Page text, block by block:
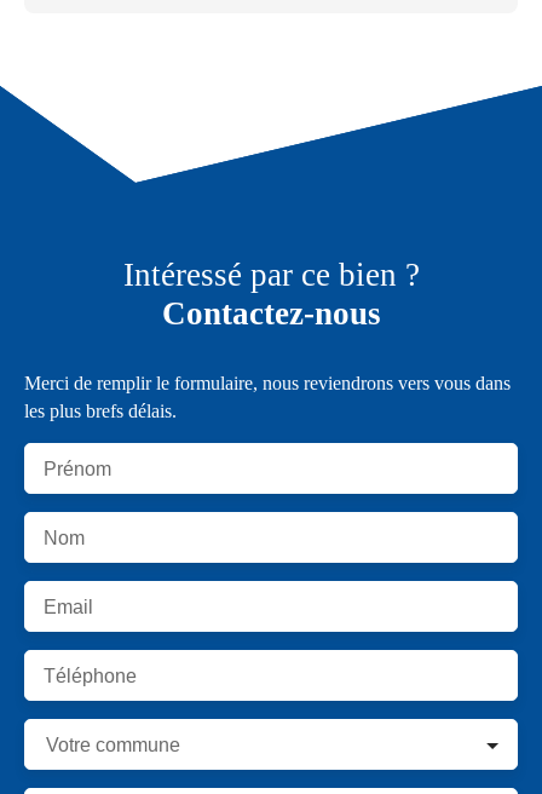
Intéressé par ce bien ?
Contactez-nous
Merci de remplir le formulaire, nous reviendrons vers vous dans
les plus brefs délais.
Prénom
Nom
Email
Téléphone
Votre commune